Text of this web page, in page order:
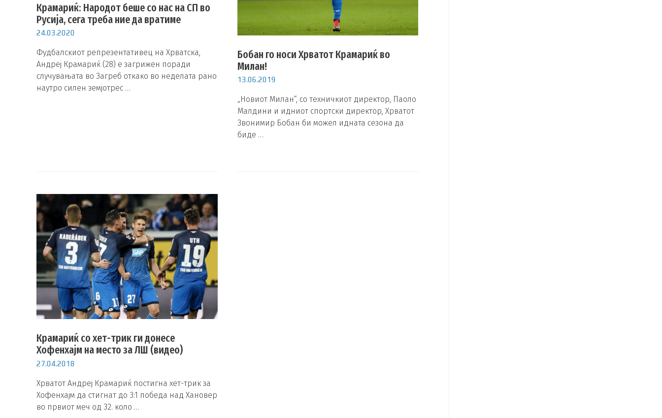
Крамариќ: Народот беше со нас на СП во
Русија, сега треба ние да вратиме
24.03.2020
Фудбалскиот репрезентативец на Хрватска,
Андреј Крамариќ (28) е загрижен поради
случувањата во Загреб откако во неделата рано
наутро силен земјотрес …
Бобан го носи Хрватот Крамариќ во
Милан!
13.06.2019
„Новиот Милан“, со техничкиот директор, Паоло
Малдини и идниот спортски директор, Хрватот
Звонимир Бобан би можел идната сезона да
биде …
Крамариќ со хет-трик ги донесе
Хофенхајм на место за ЛШ (видео)
27.04.2018
Хрватот Андреј Крамариќ постигна хет-трик за
Хофенхајм да стигнат до 3:1 победа над Хановер
во првиот меч од 32. коло …